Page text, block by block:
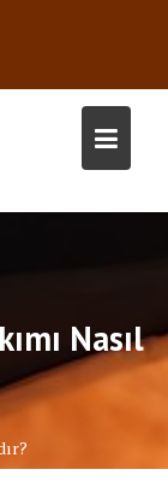
Nasıl